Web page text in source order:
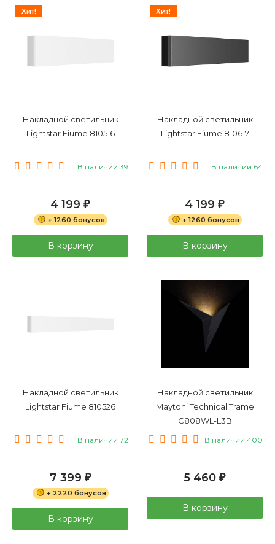
Хит!
Накладной светильник
Lightstar Fiume 810516
В наличии 39
4 199 ₽
+ 1260 бонусов
В корзину
Хит!
Накладной светильник
Lightstar Fiume 810617
В наличии 64
4 199 ₽
+ 1260 бонусов
В корзину
Накладной светильник
Lightstar Fiume 810526
В наличии 72
7 399 ₽
+ 2220 бонусов
В корзину
Накладной светильник
Maytoni Technical Trame
C808WL-L3B
В наличии 400
5 460 ₽
В корзину